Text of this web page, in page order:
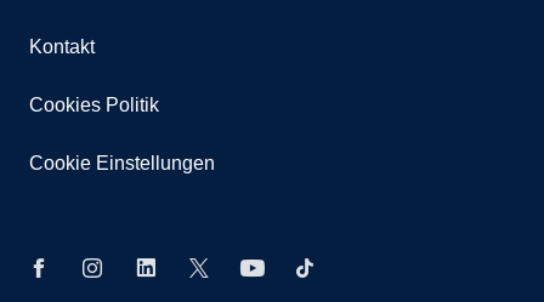
Kontakt
Cookies Politik
Cookie Einstellungen